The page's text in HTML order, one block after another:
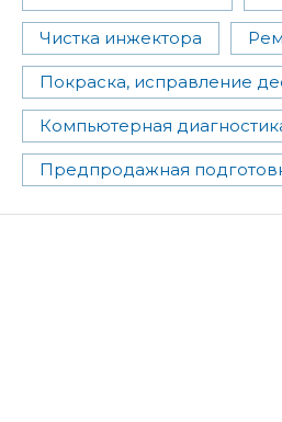
Чистка инжектора
Покраска, исправление
Компьютерная
Предпродажная